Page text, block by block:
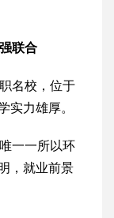
联合
名校，位于
力雄厚。
一一所以环
，就业前景